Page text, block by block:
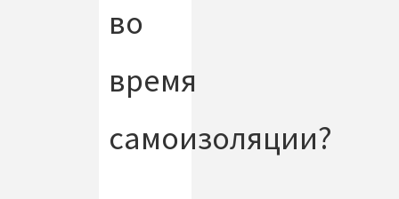
во
время
самоизоляции?